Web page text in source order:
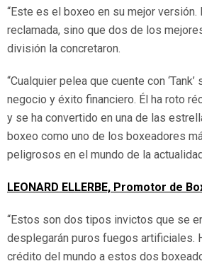
“Este es el boxeo en su mejor versión.
reclamada, sino que dos de los
división la concretaron.
“Cualquier pelea que cuente con
negocio y éxito financiero. Él ha roto
y se ha convertido en una de las
boxeo como uno de los boxeadores
peligrosos en el mundo de la
LEONARD ELLERBE, Promotor de
“Estos son dos tipos invictos que se
desplegarán puros fuegos artificiales.
crédito del mundo a estos dos